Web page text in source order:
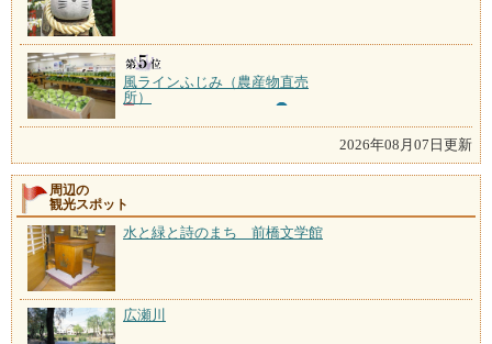
風ラインふじみ（農産物直売
所）
2026年08月07日更新
周辺の
観光スポット
水と緑と詩のまち 前橋文学館
広瀬川